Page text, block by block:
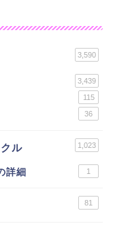
3,590
3,439
115
36
ル 1,023
詳細 1
81